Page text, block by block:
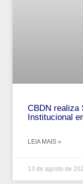
CBDN realiza
Institucional
LEIA MAIS »
13 de agosto de